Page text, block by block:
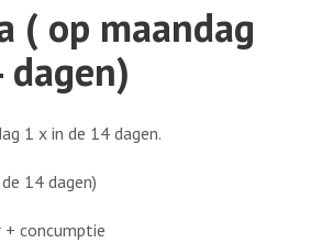
( op maandag
1 x in de 14 dagen.
14 dagen)
+ concumptie